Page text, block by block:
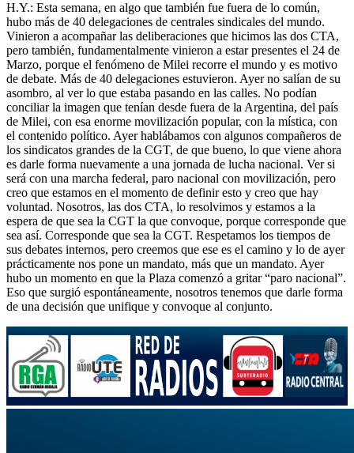
H.Y.: Esta semana, en algo que también fue fuera de lo común,
hubo más de 40 delegaciones de centrales sindicales del mundo.
Vinieron a acompañar las deliberaciones que hicimos las dos CTA,
pero también, fundamentalmente vinieron a estar presentes el 24 de
Marzo, porque el fenómeno de Milei recorre el mundo y es motivo
de debate. Más de 40 delegaciones estuvieron. Ayer no salían de su
asombro, al ver lo que estaba pasando en las calles. No podían
conciliar la imagen que tenían desde fuera de la Argentina, del país
de Milei, con esa enorme movilización popular, con la mística, con
el contenido político. Ayer hablábamos con algunos compañeros de
los sindicatos grandes de la CGT, de que bueno, lo que viene ahora
es darle forma nuevamente a una jornada de lucha nacional. Ver si
será con una marcha federal, paro nacional con movilización, pero
creo que estamos en el momento de definir esto y creo que hay
voluntad. Nosotros, las dos CTA, lo resolvimos y estamos a la
espera de que sea la CGT la que convoque, porque corresponde que
sea así. Corresponde que sea la CGT. Respetamos los tiempos de
sus debates internos, pero creemos que ese es el camino y lo de ayer
prácticamente nos pone un mandato, más que un mandato. Ayer
hubo un momento en que la Plaza comenzó a gritar “paro nacional”.
Eso que surgió espontáneamente, nosotros tenemos que darle forma
de una decisión que unifique y convoque al conjunto.